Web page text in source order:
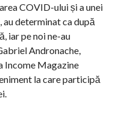
COVID-ului și a unei
determinat ca după
iar pe noi ne-au
Andronache,
Income Magazine
la care participă